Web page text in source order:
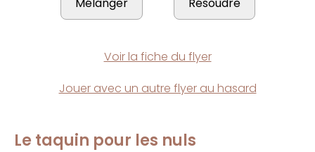
Voir la fiche du flyer
Jouer avec un autre flyer au hasard
Le taquin pour les nuls